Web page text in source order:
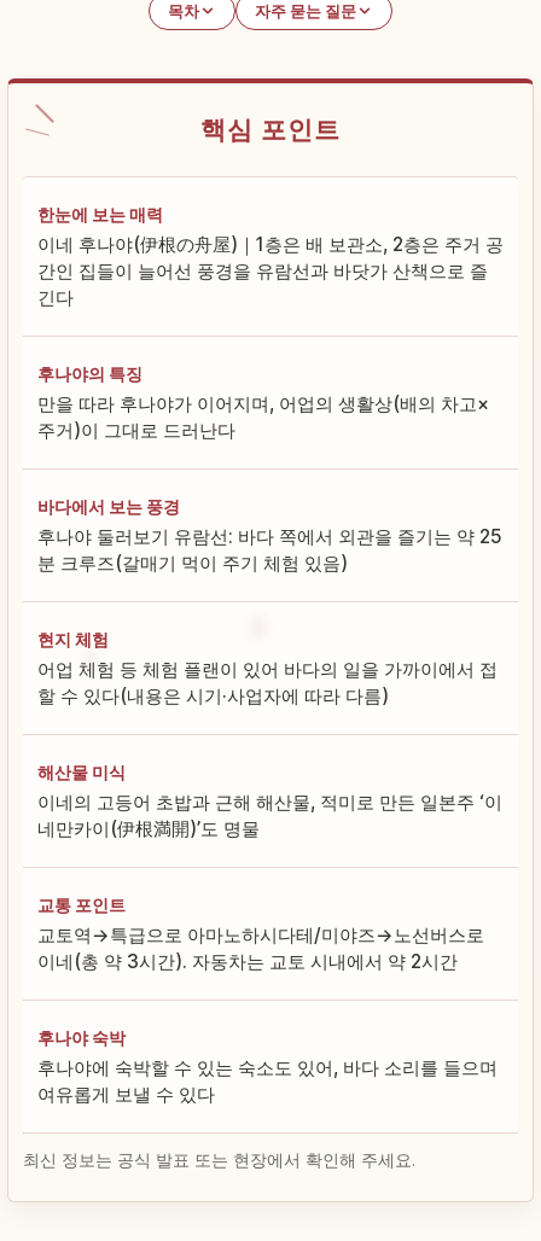
목차 자주 묻는 질문
핵심 포인트
한눈에 보는 매력
이네 후나야(伊根の舟屋)｜1층은 배 보관소, 2층은 주거 공
간인 집들이 늘어선 풍경을 유람선과 바닷가 산책으로 즐
긴다
후나야의 특징
만을 따라 후나야가 이어지며, 어업의 생활상(배의 차고×
주거)이 그대로 드러난다
바다에서 보는 풍경
후나야 둘러보기 유람선: 바다 쪽에서 외관을 즐기는 약 25
분 크루즈(갈매기 먹이 주기 체험 있음)
현지 체험
어업 체험 등 체험 플랜이 있어 바다의 일을 가까이에서 접
할 수 있다(내용은 시기·사업자에 따라 다름)
해산물 미식
이네의 고등어 초밥과 근해 해산물, 적미로 만든 일본주 ‘이
네만카이(伊根満開)’도 명물
교통 포인트
교토역→특급으로 아마노하시다테/미야즈→노선버스로
이네(총 약 3시간). 자동차는 교토 시내에서 약 2시간
후나야 숙박
후나야에 숙박할 수 있는 숙소도 있어, 바다 소리를 들으며
여유롭게 보낼 수 있다
최신 정보는 공식 발표 또는 현장에서 확인해 주세요.